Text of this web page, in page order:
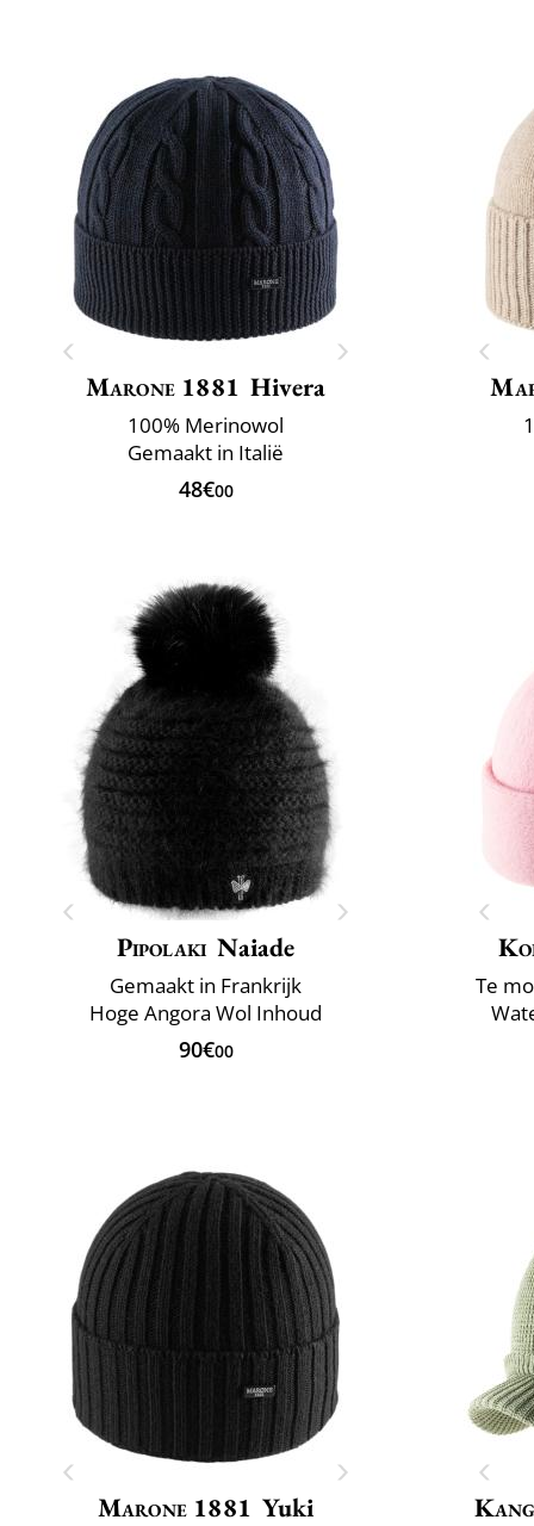
Marone 1881 Hivera
100% Merinowol
Gemaakt in Italië
48€00
Pipolaki Naiade
Gemaakt in Frankrijk
Hoge Angora Wol Inhoud
90€00
Te
Marone 1881 Yuki